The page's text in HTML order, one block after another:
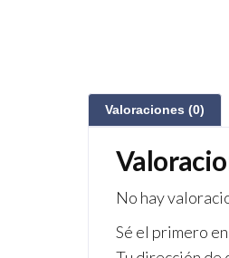
Valoraciones (0)
No hay
Sé el primero